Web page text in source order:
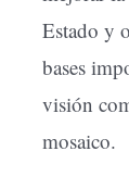
Estado y
bases
visión
mosaico.